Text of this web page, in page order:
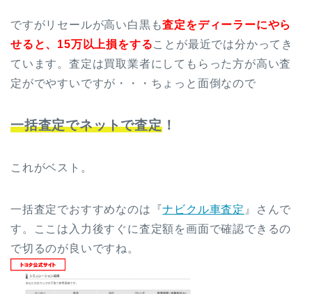
ですがリセールが高い白黒も査定をディーラーにやら
せると、15万以上損をすることが最近では分かってき
ています。査定は買取業者にしてもらった方が高い査
定がでやすいですが・・・ちょっと面倒なので
一括査定でネットで査定！
これがベスト。
一括査定でおすすめなのは『ナビクル車査定 』さんで
す。ここは入力後すぐに査定額を画面で確認できるの
で切るのが良いですね。